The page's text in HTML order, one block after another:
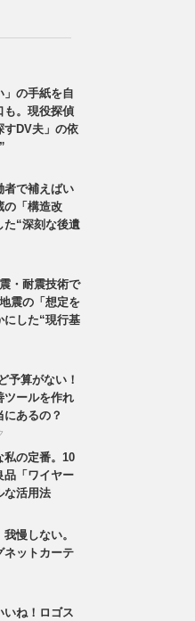
」の手紙を自
も。現役探偵
すDV夫」の依
者で補えばい
の「構造改
た“深刻な後遺
・耐震技術で
震の「想定を
にした“現行基
予算がない！
ツールを作れ
あるの？
私の定番。10
品「ワイヤー
な活用法
慢しない。
ネットカーテ
いね！ロゴス